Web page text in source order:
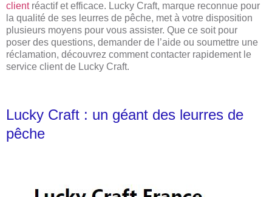
clientréactif et efficace. Lucky Craft, marque reconnue pour
la qualité de ses leurres de pêche, met à votre disposition
plusieurs moyens pour vous assister. Que ce soit pour
poser des questions, demander de l’aide ou soumettre une
réclamation, découvrez comment contacter rapidement le
service client de Lucky Craft.
Lucky Craft : un géant des leurres de
pêche